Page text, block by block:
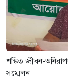
শঙ্কিত জীবন-
সম্মেলন